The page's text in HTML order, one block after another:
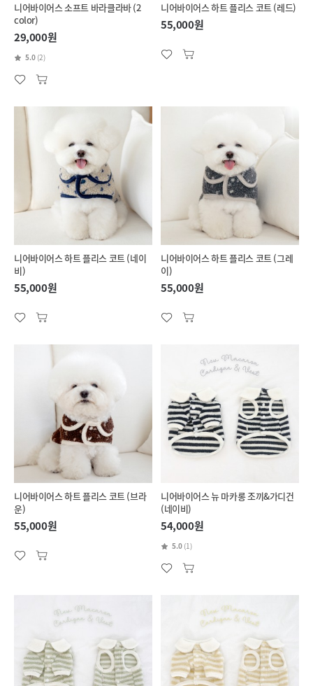
니어바이어스 소프트 바라클라바 (2
color)
29,000원
5.0 (2)
니어바이어스 하트 플리스 코트 (레드)
55,000원
니어바이어스 하트 플리스 코트 (네이
비)
55,000원
니어바이어스 하트 플리스 코트 (그레
이)
55,000원
니어바이어스 하트 플리스 코트 (브라
운)
55,000원
니어바이어스 뉴 마카롱 조끼&가디건
(네이비)
54,000원
5.0 (1)